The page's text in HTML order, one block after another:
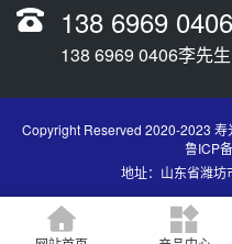
138 6969 0406
138 6969 0406李先生
Copyright Reserved 2020-2023 寿
鲁ICP
地址：山东省潍坊